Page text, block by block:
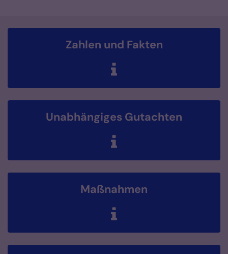
Zahlen und Fakten
Unabhängiges Gutachten
Maßnahmen